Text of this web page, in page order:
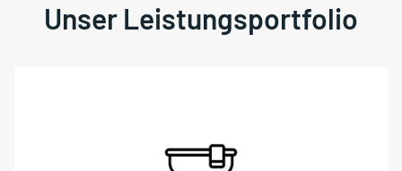
Unser Leistungsportfolio